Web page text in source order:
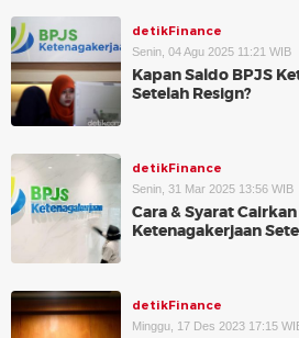
detikFinance
Senin, 04 Agu 2025 11:21 WIB
Kapan Saldo BPJS
Setelah Resign?
detikFinance
Senin, 31 Mar 2025 13:56 WIB
Cara & Syarat
Ketenagakerjaan
detikFinance
Minggu, 17 Des 2023 17:15